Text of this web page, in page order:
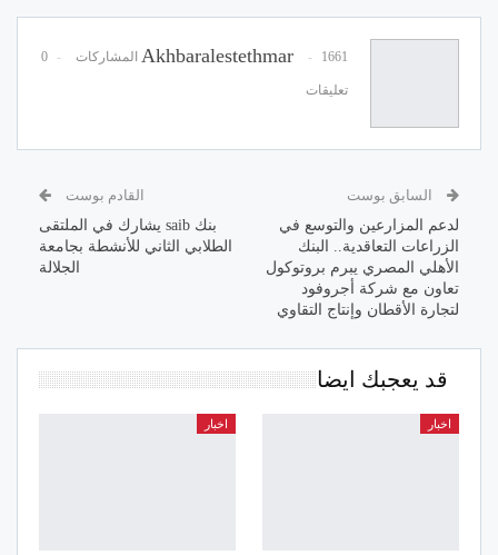
Akhbaralestethmar 1661 المشاركات 0
تعليقات
السابق بوست
لدعم المزارعين والتوسع في
الزراعات التعاقدية.. البنك
الأهلي المصري يبرم بروتوكول
تعاون مع شركة أجروفود
لتجارة الأقطان وإنتاج التقاوي
القادم بوست
بنك saib يشارك في الملتقى
الطلابي الثاني للأنشطة بجامعة
الجلالة
قد يعجبك ايضا
اخبار اخبار